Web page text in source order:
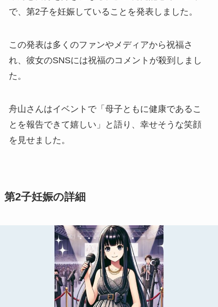
で、第2子を妊娠していることを発表しました。
この発表は多くのファンやメディアから祝福さ
れ、彼女のSNSには祝福のコメントが殺到しまし
た。
舟山さんはイベントで「母子ともに健康であるこ
とを報告できて嬉しい」と語り、幸せそうな笑顔
を見せました。
第2子妊娠の詳細